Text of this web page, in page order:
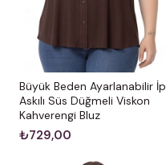
Büyük Beden Ayarlanabilir İp
Askılı Süs Düğmeli Viskon
Kahverengi Bluz
₺729,00